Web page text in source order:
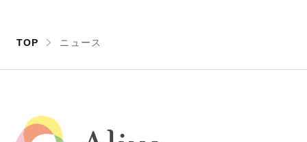
TOP ニュース